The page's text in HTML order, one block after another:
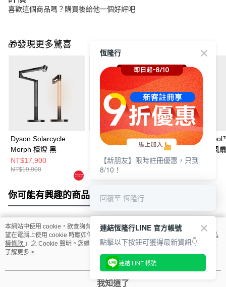
喜歡這個商品嗎？購買後給他一個好評吧
🎁發現更多驚喜
Dyson Solarcycle
Morph 檯燈 黑
NT$17,900
NT$19,900
【限量福利品】Dyson
Solarcycle Morph 立燈
NT$23,999
NT$29,900
Dyson
HF1智能涼暖風扇
AM15 銀白色
NT$15,900
你可能有興趣的商品 全站排行
熱門標籤
本網站中使用 cookie，欲查詢有關本網站使用 cookie 方式之詳情，及若您不希
望在電腦上使用 cookie 時應如何變更電腦的 cookie 設定，請參閱本網站「
隱私
權條款 」之 Cookie 聲明。您繼續使用本網站即表示您同意本公司得按本網站使
用條款之 Cookie 聲明使用 cookie。
了解更多 >
我知道了
恆隆行
【新朋友】限時註冊優惠，只到
8/10！
回覆至 恆隆行
連結恆隆行LINE 官方帳號
點擊以下按鈕可獲得最新資訊👇
連結 LINE 帳號